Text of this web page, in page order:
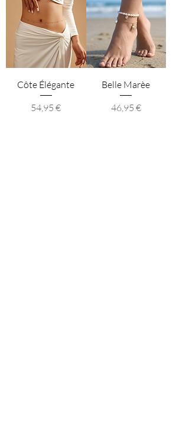
Côte Élégante
Preis
54,95 €
Belle Marèe
Preis
46,95 €